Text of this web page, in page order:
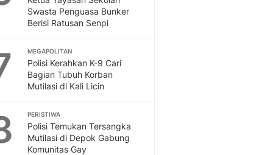
Swasta Penguasa Bunker
Berisi Ratusan Senpi
MEGAPOLITAN
Polisi Kerahkan K-9 Cari
Bagian Tubuh Korban
Mutilasi di Kali Licin
PERISTIWA
Polisi Temukan Tersangka
Mutilasi di Depok Gabung
Komunitas Gay